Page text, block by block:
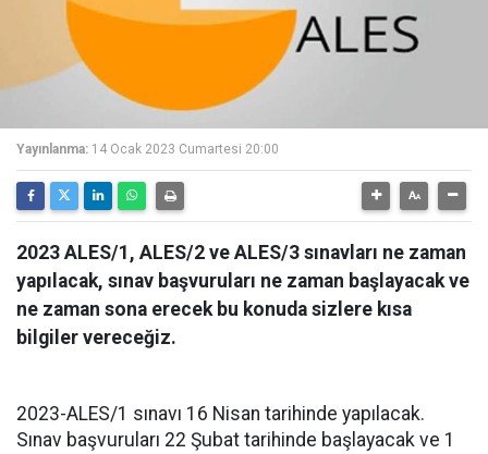
Yayınlanma: 14 Ocak 2023 Cumartesi 20:00
2023 ALES/1, ALES/2 ve ALES/3 sınavları ne zaman
yapılacak, sınav başvuruları ne zaman başlayacak ve
ne zaman sona erecek bu konuda sizlere kısa
bilgiler vereceğiz.
2023-ALES/1 sınavı 16 Nisan tarihinde yapılacak.
Sınav başvuruları 22 Şubat tarihinde başlayacak ve 1